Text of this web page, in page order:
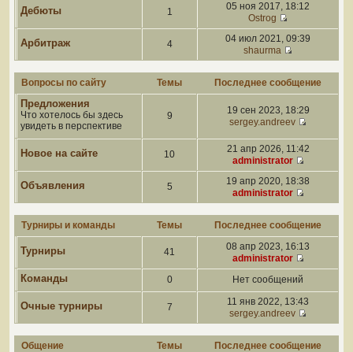
Дебюты 1
05 ноя 2017, 18:12
Ostrog
Арбитраж 4
04 июл 2021, 09:39
shaurma
Вопросы по сайту Темы Последнее сообщение
Предложения
Что хотелось бы здесь
увидеть в перспективе
9
19 сен 2023, 18:29
sergey.andreev
Новое на сайте 10
21 апр 2026, 11:42
administrator
Объявления 5
19 апр 2020, 18:38
administrator
Турниры и команды Темы Последнее сообщение
Турниры 41
08 апр 2023, 16:13
administrator
Команды 0 Нет сообщений
Очные турниры 7
11 янв 2022, 13:43
sergey.andreev
Общение Темы Последнее сообщение